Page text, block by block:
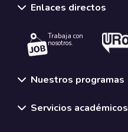
Enlaces directos
Trabaja con
nosotros.
Nuestros programas
Servicios académicos